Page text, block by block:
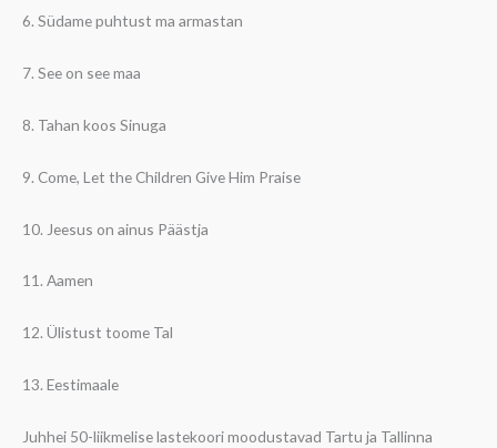
6. Südame puhtust ma armastan
7. See on see maa
8. Tahan koos Sinuga
9. Come, Let the Children Give Him Praise
10. Jeesus on ainus Päästja
11. Aamen
12. Ülistust toome Tal
13. Eestimaale
Juhhei 50-liikmelise lastekoori moodustavad Tartu ja Tallinna